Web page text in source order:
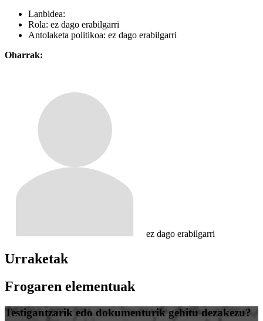
Lanbidea:
Rola: ez dago erabilgarri
Antolaketa politikoa: ez dago erabilgarri
Oharrak:
ez dago erabilgarri
Urraketak
Frogaren elementuak
Testigantzarik edo dokumenturik gehitu dezakezu?